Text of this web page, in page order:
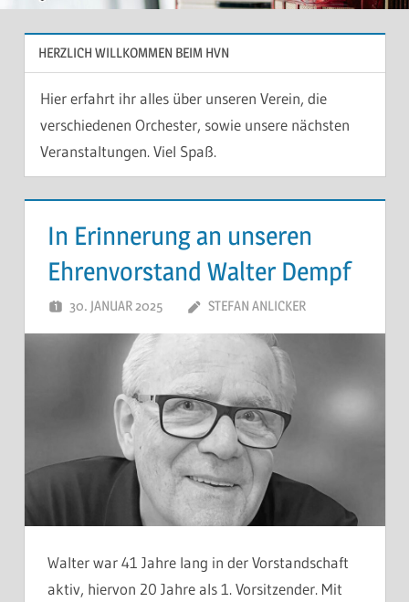
HERZLICH WILLKOMMEN BEIM HVN
Hier erfahrt ihr alles über unseren Verein, die
verschiedenen Orchester, sowie unsere nächsten
Veranstaltungen. Viel Spaß.
In Erinnerung an unseren
Ehrenvorstand Walter Dempf
30. JANUAR 2025 STEFAN ANLICKER
Walter war 41 Jahre lang in der Vorstandschaft
aktiv, hiervon 20 Jahre als 1. Vorsitzender. Mit